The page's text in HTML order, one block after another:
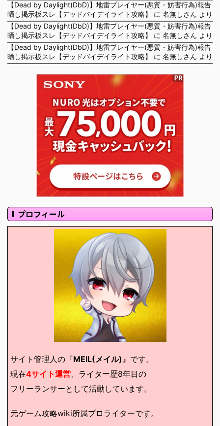
【Dead by Daylight(DbD)】地雷プレイヤー(悪質・妨害行為)報告
晒し掲示板スレ【デッドバイデイライト攻略】
に 名無しさん より
【Dead by Daylight(DbD)】地雷プレイヤー(悪質・妨害行為)報告
晒し掲示板スレ【デッドバイデイライト攻略】
に 名無しさん より
【Dead by Daylight(DbD)】地雷プレイヤー(悪質・妨害行為)報告
晒し掲示板スレ【デッドバイデイライト攻略】
に 名無しさん より
プロフィール
サイト管理人の『MEIL(メイル) 』です。
現在4サイト運営、ライター歴8年目の
フリーランサーとして活動しています。
元ゲーム攻略wiki所属プロライターです。